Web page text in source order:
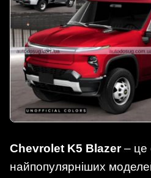
Chevrolet K5 Blazer– це
найпопулярніших